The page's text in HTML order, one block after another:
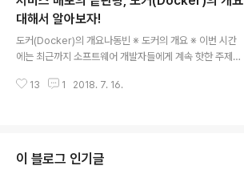
먼저 살펴보도록 하겠습니다. 이전 시간에도 잠깐 소개했
던 솔로몬(Solomon) Hykes의 도커에 대한 발표 내용입
니다. '리눅스 컨테이너의 미래'라는 거창한 이름의 발표입
니다. 일단 바로 중반부에 등장하는 내용을 발췌해보겠습
니다. docker ps=> 현재 돌아가고 있는 컨테이너를 확인
대해서 알아보자!
도커(Docker)의 개요나동빈 ※ 도커의 개요 ※ 이번 시간
에는 최근까지 소프트웨어 개발자들에게 계속 핫한 주제였
(Docker)란 리눅스 컨테이너를 기반으로 하여 특정한 서
를 사용해야 하는 이유 ※ 이번 글에서는 도커를 사용해야
하는 이유에 대해서만 제대로 이해하셔도 충분합니다. 기
13 1 2018. 7. 16.
이 블로그 인기글